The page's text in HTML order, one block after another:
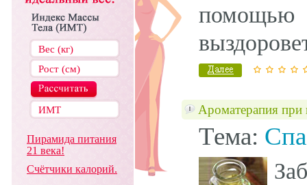
Пирамида питания
21 века!
Счётчики калорий.
помощью
Ароматерапия при
Тема: